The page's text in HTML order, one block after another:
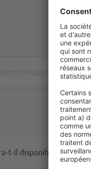
t-il disponible ?